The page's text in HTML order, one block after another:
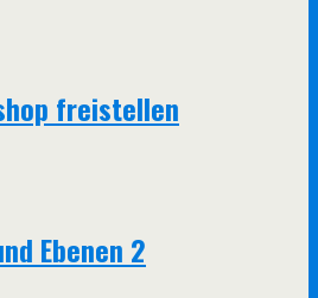
freistellen
Ebenen 2